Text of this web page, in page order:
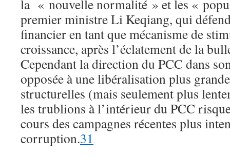
la « nouvelle normalité » et les «
premier ministre Li Keqiang, qui
financier en tant que mécanisme de
croissance, après l’éclatement de la
Cependant la direction du PCC dans
opposée à une libéralisation plus
structurelles (mais seulement plus
les trublions à l’intérieur du PCC
cours des campagnes récentes plus
corruption.31